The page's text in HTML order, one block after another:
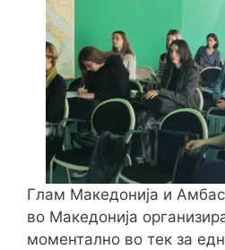
Глам Македонија и
во Македонија
моментално во тек за